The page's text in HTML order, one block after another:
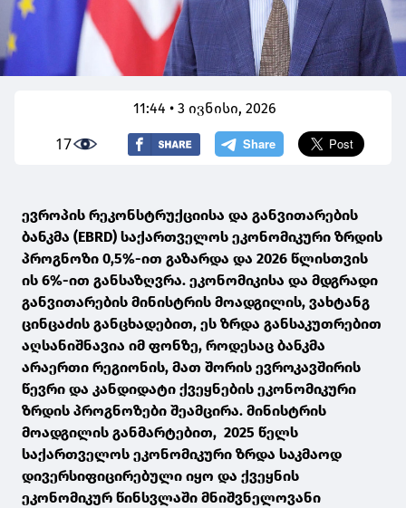
11:44 • 3 ივნისი, 2026
17
ევროპის რეკონსტრუქციისა და განვითარების
ბანკმა (EBRD) საქართველოს ეკონომიკური ზრდის
პროგნოზი 0,5%-ით გაზარდა და 2026 წლისთვის
ის 6%-ით განსაზღვრა. ეკონომიკისა და მდგრადი
განვითარების მინისტრის მოადგილის, ვახტანგ
ცინცაძის განცხადებით, ეს ზრდა განსაკუთრებით
აღსანიშნავია იმ ფონზე, როდესაც ბანკმა
არაერთი რეგიონის, მათ შორის ევროკავშირის
წევრი და კანდიდატი ქვეყნების ეკონომიკური
ზრდის პროგნოზები შეამცირა. მინისტრის
მოადგილის განმარტებით, 2025 წელს
საქართველოს ეკონომიკური ზრდა საკმაოდ
დივერსიფიცირებული იყო და ქვეყნის
ეკონომიკურ წინსვლაში მნიშვნელოვანი